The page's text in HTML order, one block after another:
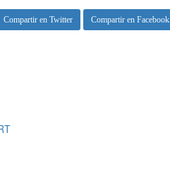
Compartir en Twitter Compartir en Facebook